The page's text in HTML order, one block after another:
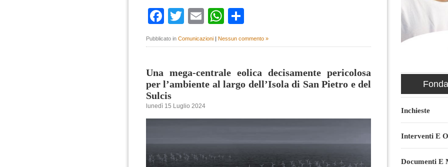
Facebook
TwitterEmailWhatsApp
Pubblicato in Comunicazioni Nessun commento »
Una mega-centrale eolica decisamente pericolosa
per l’ambiente al largo dell’Isola di San Pietro e del
Sulcis
lunedì 15 Luglio 2024 Inchieste
Interventi E
Documenti E